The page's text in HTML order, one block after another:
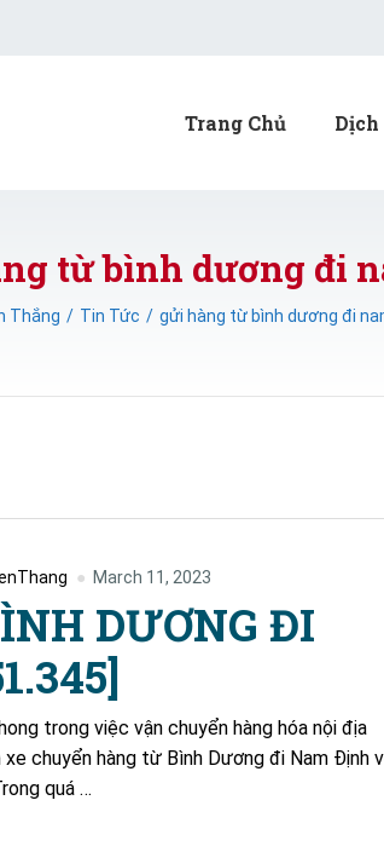
Trang Chủ Dịch
từ bình dương đi
Thắng Tin Tức gửi hàng từ bình dương đi
March 11, 2023
DƯƠNG ĐI
trong việc vận chuyển hàng hóa nội địa
chuyển hàng từ Bình Dương đi Nam Định
quá …